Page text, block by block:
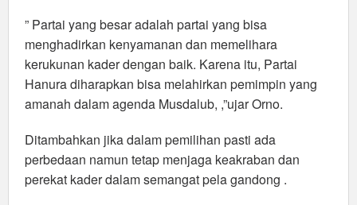
” Partai yang besar adalah partai yang bisa
menghadirkan kenyamanan dan memelihara
kerukunan kader dengan baik. Karena itu, Partai
Hanura diharapkan bisa melahirkan pemimpin yang
amanah dalam agenda Musdalub, ,”ujar Orno.
Ditambahkan jika dalam pemilihan pasti ada
perbedaan namun tetap menjaga keakraban dan
perekat kader dalam semangat pela gandong .